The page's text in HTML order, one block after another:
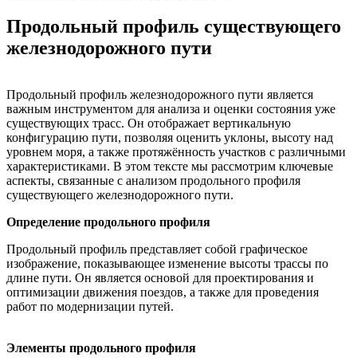
Продольный профиль существующего
железнодорожного пути
Продольный профиль железнодорожного пути является
важным инструментом для анализа и оценки состояния уже
существующих трасс. Он отображает вертикальную
конфигурацию пути, позволяя оценить уклоны, высоту над
уровнем моря, а также протяжённость участков с различными
характеристиками. В этом тексте мы рассмотрим ключевые
аспекты, связанные с анализом продольного профиля
существующего железнодорожного пути.
Определение продольного профиля
Продольный профиль представляет собой графическое
изображение, показывающее изменение высоты трассы по
длине пути. Он является основой для проектирования и
оптимизации движения поездов, а также для проведения
работ по модернизации путей.
Элементы продольного профиля